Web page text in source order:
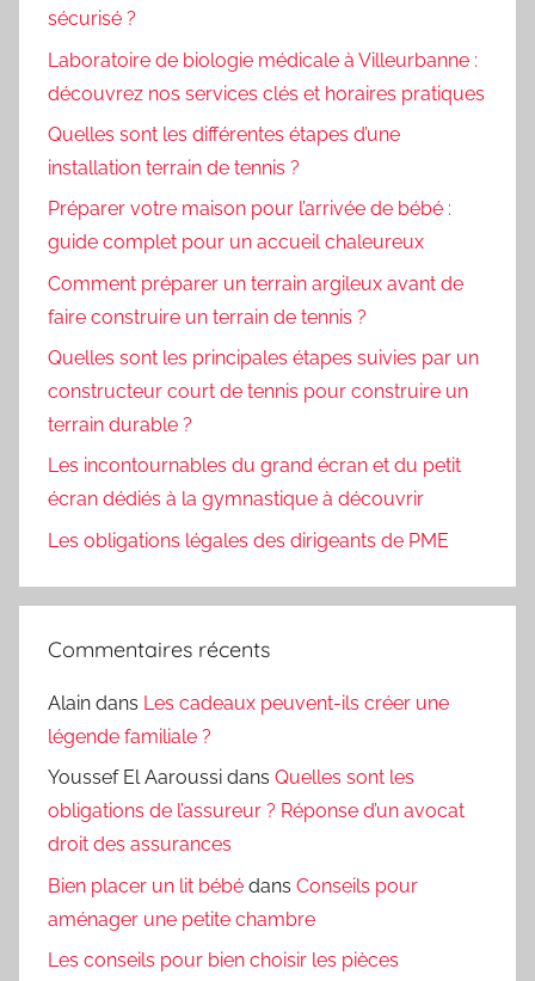
sécurisé ?
Laboratoire de biologie médicale à Villeurbanne :
découvrez nos services clés et horaires pratiques
Quelles sont les différentes étapes d’une
installation terrain de tennis ?
Préparer votre maison pour l’arrivée de bébé :
guide complet pour un accueil chaleureux
Comment préparer un terrain argileux avant de
faire construire un terrain de tennis ?
Quelles sont les principales étapes suivies par un
constructeur court de tennis pour construire un
terrain durable ?
Les incontournables du grand écran et du petit
écran dédiés à la gymnastique à découvrir
Les obligations légales des dirigeants de PME
Commentaires récents
Alain dans Les cadeaux peuvent-ils créer une
légende familiale ?
Youssef El Aaroussi dans Quelles sont les
obligations de l’assureur ? Réponse d’un avocat
droit des assurances
Bien placer un lit bébé dans Conseils pour
aménager une petite chambre
Les conseils pour bien choisir les pièces